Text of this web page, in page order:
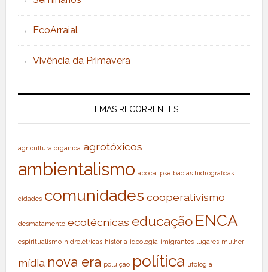
EcoArraial
Vivência da Primavera
TEMAS RECORRENTES
agricultura orgânica agrotóxicos
ambientalismo apocalipse bacias hidrográficas
cidades comunidades cooperativismo
desmatamento ecotécnicas educação ENCA
espiritualismo hidrelétricas história ideologia imigrantes lugares mulher
mídia nova era poluição política ufologia